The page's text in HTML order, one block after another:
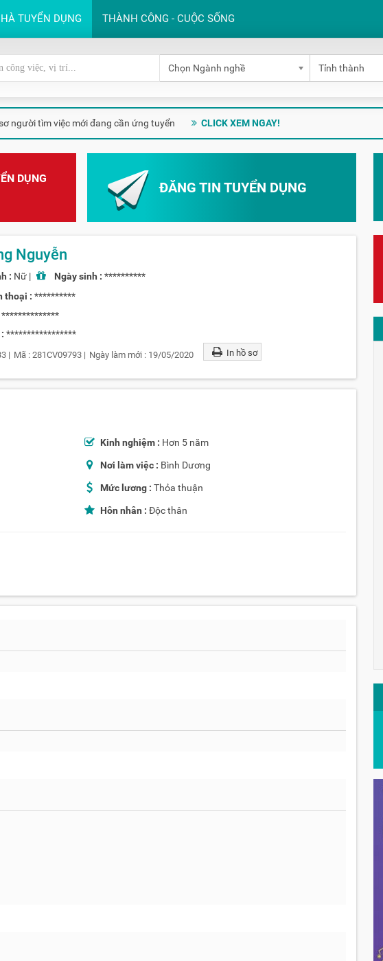
TUYỂN DỤNG THÀNH CÔNG - CUỘC SỐNG
Chọn Ngành nghề Tỉnh thành
người tìm việc mới đang cần ứng tuyển CLICK XEM NGAY!
DỤNG
ĐĂNG TIN TUYỂN DỤNG
Nguyễn
: Nữ | Ngày sinh : **********
thoại : **********
**************
:*****************
| Mã : 281CV09793 | Ngày làm mới : 19/05/2020 In hồ sơ
Kinh nghiệm : Hơn 5 năm
Nơi làm việc : Bình Dương
Mức lương :Thỏa thuận
Hôn nhân :Độc thân